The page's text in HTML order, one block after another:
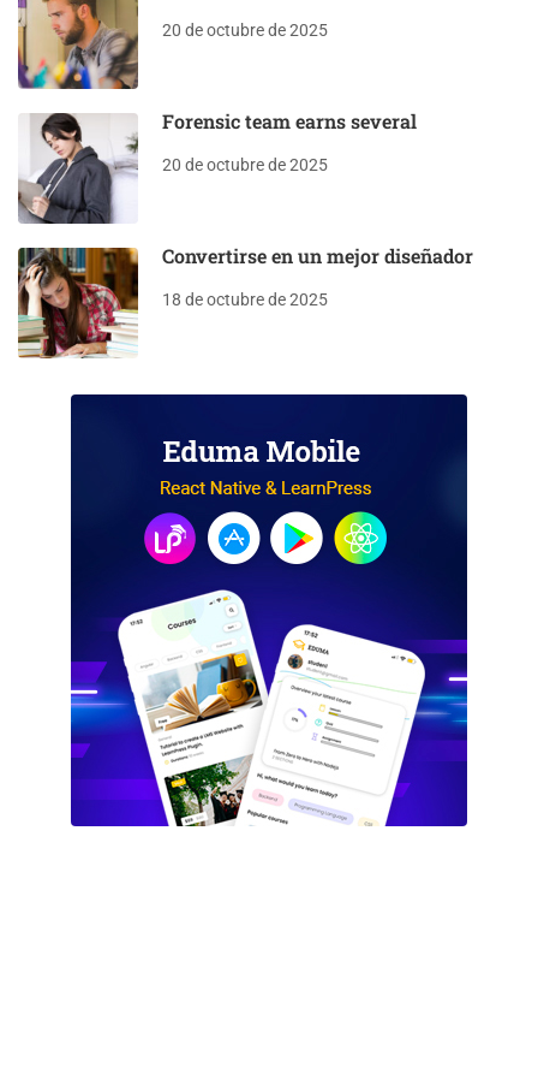
20 de octubre de 2025
Forensic team earns several
20 de octubre de 2025
Convertirse en un mejor diseñador
18 de octubre de 2025